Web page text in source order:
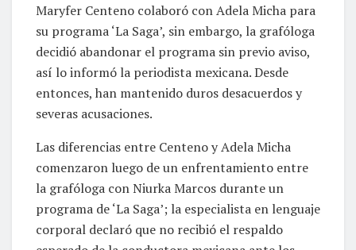
Maryfer Centeno colaboró con Adela Micha para
su programa ‘La Saga’, sin embargo, la grafóloga
decidió abandonar el programa sin previo aviso,
así lo informó la periodista mexicana. Desde
entonces, han mantenido duros desacuerdos y
severas acusaciones.
Las diferencias entre Centeno y Adela Micha
comenzaron luego de un enfrentamiento entre
la grafóloga con Niurka Marcos durante un
programa de ‘La Saga’; la especialista en lenguaje
corporal declaró que no recibió el respaldo